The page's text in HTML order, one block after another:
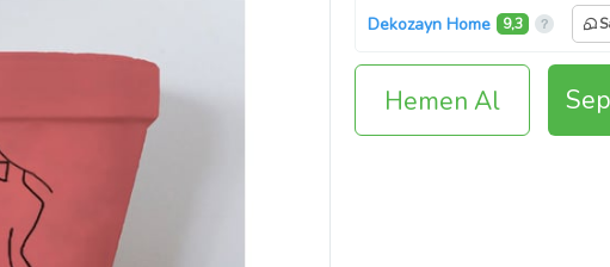
Dekozayn Home 9,3
Hemen Al